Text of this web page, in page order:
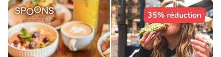
35% réduction